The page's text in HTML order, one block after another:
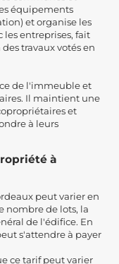
équipements
et organise les
entreprises, fait
travaux votés en
de l'immeuble et
Il maintient une
et
à leurs
à
peut varier en
nombre de lots, la
de l'édifice. En
s'attendre à payer
ce tarif peut varier